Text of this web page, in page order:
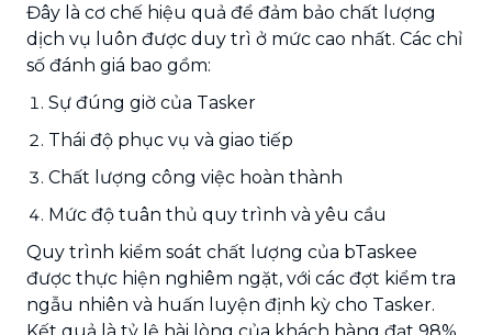
Đây là cơ chế hiệu quả để đảm bảo chất lượng
dịch vụ luôn được duy trì ở mức cao nhất. Các chỉ
số đánh giá bao gồm:
Sự đúng giờ của Tasker
Thái độ phục vụ và giao tiếp
Chất lượng công việc hoàn thành
Mức độ tuân thủ quy trình và yêu cầu
Quy trình kiểm soát chất lượng của bTaskee
được thực hiện nghiêm ngặt, với các đợt kiểm tra
ngẫu nhiên và huấn luyện định kỳ cho Tasker.
Kết quả là tỷ lệ hài lòng của khách hàng đạt 98%